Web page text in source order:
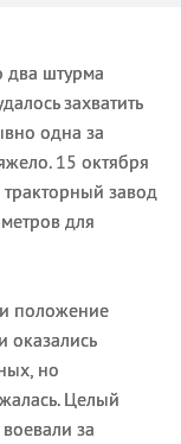
два штурма
захватить
одна за
15 октября
завод
для
положение
оказались
но
Целый
за